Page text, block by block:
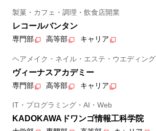
製菓・カフェ・調理・飲食店開業
レコールバンタン
専門部 高等部 キャリア
ヘアメイク・ネイル・エステ・ウエディング
ヴィーナスアカデミー
専門部 高等部 キャリア
IT・プログラミング・AI・Web
KADOKAWAドワンゴ情報工科学院